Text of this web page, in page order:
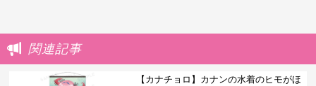
関連記事
【カナチョロ】カナンの水着のヒモがほ